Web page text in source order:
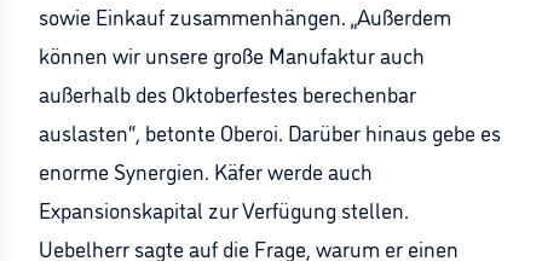
sowie Einkauf zusammenhängen. „Außerdem
können wir unsere große Manufaktur auch
außerhalb des Oktoberfestes berechenbar
auslasten“, betonte Oberoi. Darüber hinaus gebe es
enorme Synergien. Käfer werde auch
Expansionskapital zur Verfügung stellen.
Uebelherr sagte auf die Frage, warum er einen